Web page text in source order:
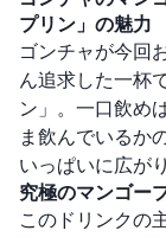
プリン」の魅力
ゴンチャが今回
ん追求した一杯
ン」。一口飲め
ま飲んでいるか
いっぱいに広が
究極のマンゴー
このドリンクの